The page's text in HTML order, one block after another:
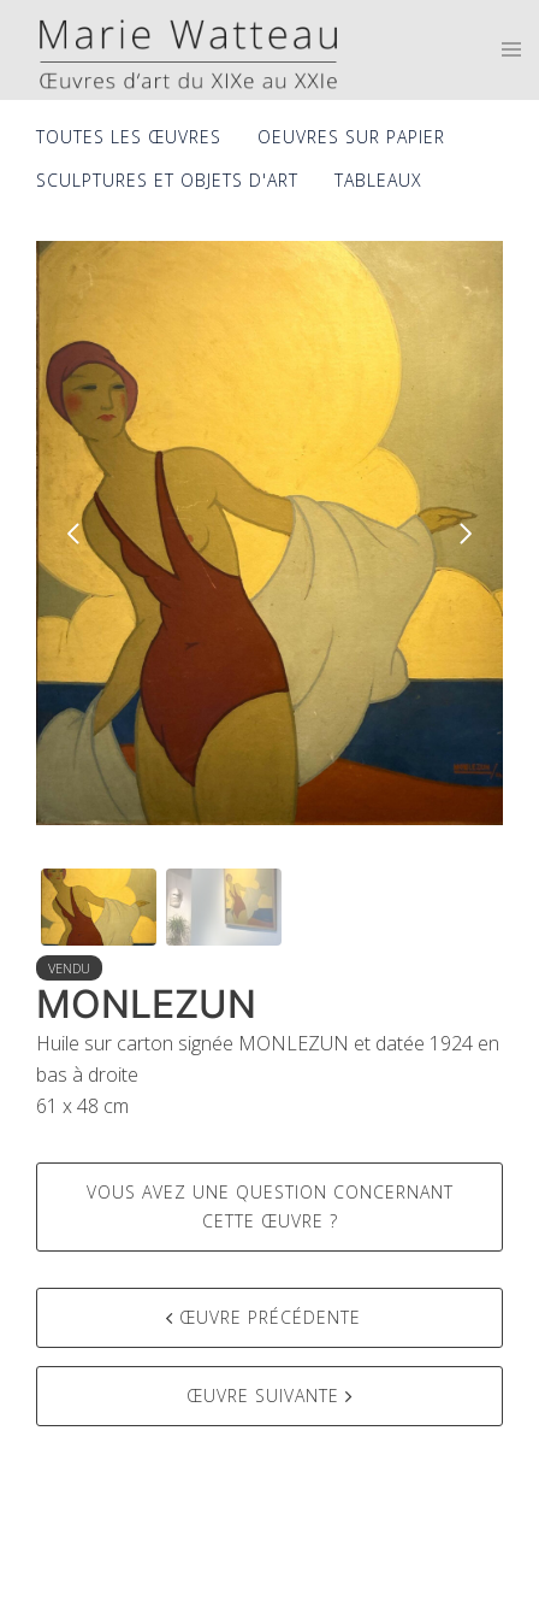
content
TOUTES LES ŒUVRES
OEUVRES SUR PAPIER
SCULPTURES ET OBJETS D'ART
TABLEAUX
VENDU
MONLEZUN
Huile sur carton signée MONLEZUN et datée 1924 en
bas à droite
61 x 48 cm
VOUS AVEZ UNE QUESTION CONCERNANT
CETTE ŒUVRE ?
Post
navigation
ŒUVRE PRÉCÉDENTE
ŒUVRE SUIVANTE